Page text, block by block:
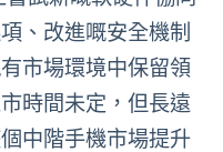
、改進嘅安全機制
市場環境中保留領
時間未定，但長遠
中階手機市場提升